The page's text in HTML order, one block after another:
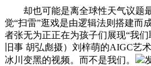
却也可能是离全球性天气议题
觉“扫雷”逛戏是由逻辑法则搭建而
者张无为正正在为孩子们展现“我
旧事 胡弘彪摄）刘梓萌的AIGC艺
冰川变黑的视频。而不是我们。